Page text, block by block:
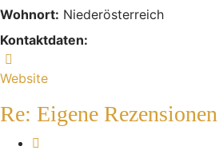
Wohnort: Niederösterreich
Kontaktdaten:
Website
Re: Eigene